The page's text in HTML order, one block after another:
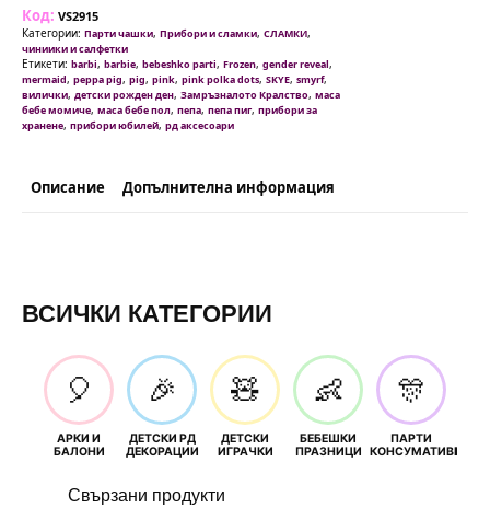
в
розово
-
10
броя
вилички
Код: VS2915
Категории: Парти чашки, Прибори и сламки, СЛАМКИ,
чиниики и салфетки
Етикети: barbi, barbie, bebeshko parti, Frozen, gender reveal,
mermaid, peppa pig, pig, pink, pink polka dots, SKYE, smyrf,
вилички, детски рожден ден, Замръзналото Кралство, маса
бебе момиче, маса бебе пол, пепа, пепа пиг, прибори за
хранене, прибори юбилей, рд аксесоари
Описание Допълнителна информация
ВСИЧКИ КАТЕГОРИИ
🎈
АРКИ И
БАЛОНИ
🎉
ДЕТСКИ РД
ДЕКОРАЦИИ
🧸
ДЕТСКИ
ИГРАЧКИ
👶
БЕБЕШКИ
ПРАЗНИЦИ
🎊
ПАРТИ
КОНСУМАТИВИ
Свързани продукти